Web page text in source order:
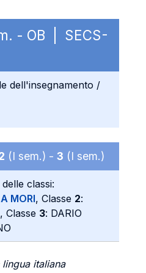
- OB | SECS-
dell'insegnamento /
(I sem.) - 3 (I sem.)
classi:
MORI, Classe 2:
Classe 3: DARIO
italiana